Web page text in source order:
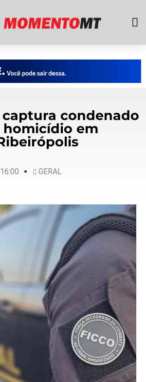
captura condenado
homicídio em
16:00 GERAL